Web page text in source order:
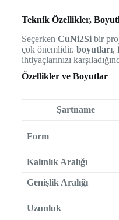
Teknik Özellikler,
Seçerken CuNi2Sibir
çok önemlidir. boyutları,
ihtiyaçlarınızı
Özellikler ve Boyutlar
Şartname
Form
Kalınlık Aralığı
Genişlik Aralığı
Uzunluk